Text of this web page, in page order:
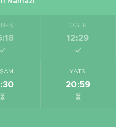
ÖĞLE
12:29
YATSI
20:59